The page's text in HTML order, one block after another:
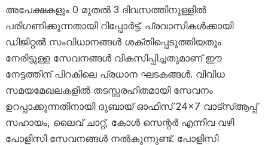
അപേക്ഷകളും 0 മുതൽ 3 ദിവസത്തിനുള്ളിൽ
പരിഗണിക്കുന്നതായി റിപ്പോർട്ട്. പ്രവാസികൾക്കായി
ഡിജിറ്റൽ സംവിധാനങ്ങൾ ശക്തിപ്പെടുത്തിയതും
നേരിട്ടുള്ള സേവനങ്ങൾ വികസിപ്പിച്ചതുമാണ് ഈ
നേട്ടത്തിന് പിറകിലെ പ്രധാന ഘടകങ്ങൾ. വിവിധ
സമയമേഖലകളിൽ തടസ്സരഹിതമായി സേവനം
ഉറപ്പാക്കുന്നതിനായി ദുബായ് ഓഫിസ് 24×7 വാട്‌സ്ആപ്പ്
സഹായം, ലൈവ് ചാറ്റ്, കോൾ സെന്റർ എന്നിവ വഴി
പോളിസി സേവനങ്ങൾ നൽകുന്നുണ്ട്. പോളിസി